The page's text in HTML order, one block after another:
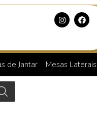
de Jantar Mesas Laterais